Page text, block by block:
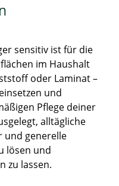
sensitiv ist für die
im Haushalt
oder Laminat –
und
Pflege deiner
alltägliche
und generelle
lösen und
zu lassen.